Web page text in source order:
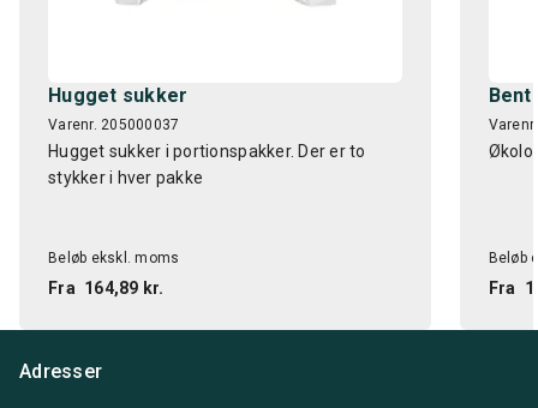
Hugget sukker
Varenr. 205000037
Hugget sukker i portionspakker. Der er to
stykker i hver pakke
Beløb ekskl. moms
Fra 164,89 kr.
Beløb
Fra
Adresser